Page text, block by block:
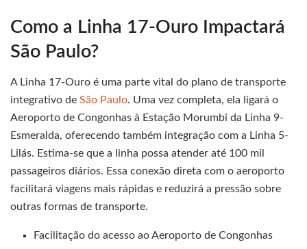
Como a Linha 17-Ouro Impactará
São Paulo?
A Linha 17-Ouro é uma parte vital do plano de transporte
integrativo de São Paulo. Uma vez completa, ela ligará o
Aeroporto de Congonhas à Estação Morumbi da Linha 9-
Esmeralda, oferecendo também integração com a Linha 5-
Lilás. Estima-se que a linha possa atender até 100 mil
passageiros diários. Essa conexão direta com o aeroporto
facilitará viagens mais rápidas e reduzirá a pressão sobre
outras formas de transporte.
Facilitação do acesso ao Aeroporto de Congonhas